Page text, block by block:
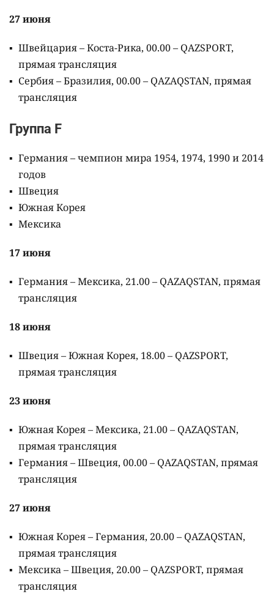
27 июня
Швейцария – Коста-Рика, 00.00 – QAZSPORT,
прямая трансляция
Сербия – Бразилия, 00.00 – QAZAQSTAN, прямая
трансляция
Группа F
Германия – чемпион мира 1954, 1974, 1990 и 2014
годов
Швеция
Южная Корея
Мексика
17 июня
Германия – Мексика, 21.00 – QAZAQSTAN, прямая
трансляция
18 июня
Швеция – Южная Корея, 18.00 – QAZSPORT,
прямая трансляция
23 июня
Южная Корея – Мексика, 21.00 – QAZAQSTAN,
прямая трансляция
Германия – Швеция, 00.00 – QAZAQSTAN, прямая
трансляция
27 июня
Южная Корея – Германия, 20.00 – QAZAQSTAN,
прямая трансляция
Мексика – Швеция, 20.00 – QAZSPORT, прямая
трансляция